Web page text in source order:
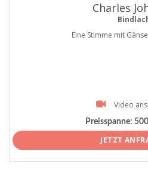
Charles
Eine Stimme mit
Video
Preisspanne:
JETZT